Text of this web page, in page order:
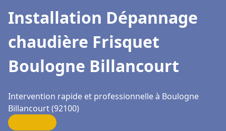
Installation Dépannage
chaudière Frisquet
Boulogne Billancourt
Intervention rapide et professionnelle à Boulogne
Billancourt (92100)